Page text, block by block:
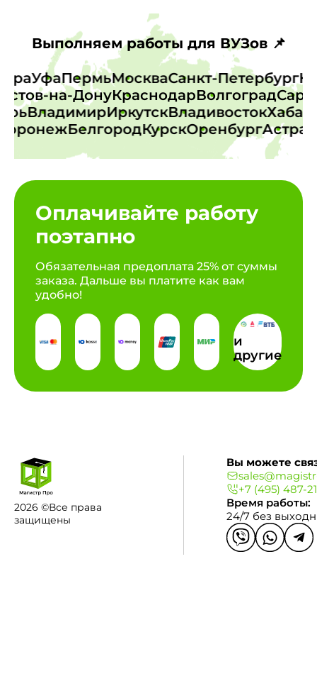
Выполняем работы для ВУЗов 📌
УфаПермьМоскваСанкт-Петербург
на-ДонуКраснодарВолгоград
ВладимирИркутскВладивосток
БелгородКурскОренбург
Оплачивайте работу
поэтапно
Обязательная предоплата 25% от суммы
заказа. Дальше вы платите как вам
удобно!
и
другие
2026 ©Все права
защищены
Вы можете
+7 (495) 487-
Время работы:
24/7 без